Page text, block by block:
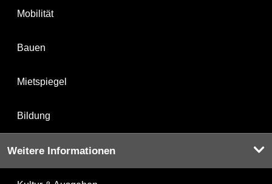
Mobilität
Bauen
Mietspiegel
Bildung
Weitere Informationen